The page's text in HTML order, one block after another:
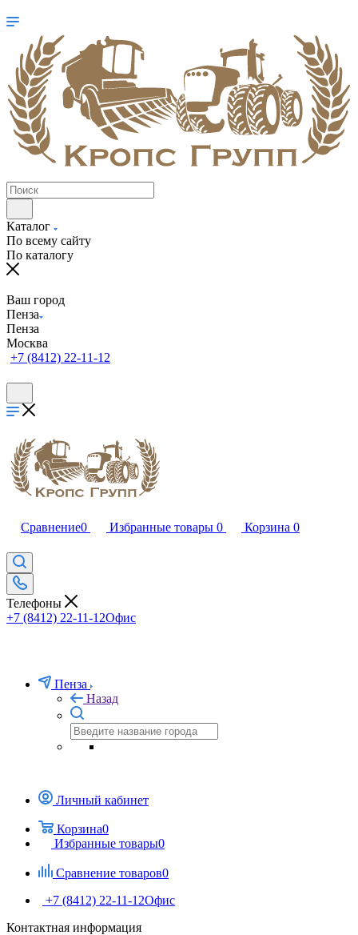
Каталог
По всему сайту
По каталогу
Ваш город
Пенза
Пенза
Москва
+7 (8412) 22-11-12
Сравнение0 Избранные товары 0 Корзина 0
Телефоны
+7 (8412) 22-11-12Офис
Пенза
Назад
Личный кабинет
Корзина0
Избранные товары0
Сравнение товаров0
+7 (8412) 22-11-12Офис
Контактная информация